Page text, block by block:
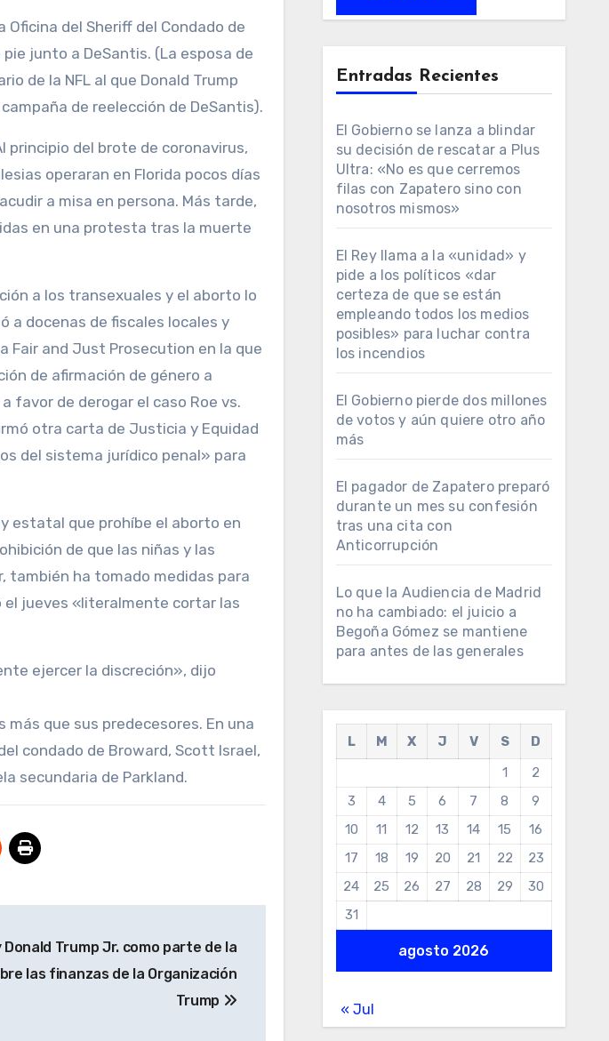
del Sheriff del Condado de
junto a DeSantis. (La esposa de
de la NFL al que Donald Trump
de reelección de DeSantis).
principio del brote de coronavirus,
operaran en Florida pocos días
a misa en persona. Más tarde,
en una protesta tras la muerte
a los transexuales y el aborto lo
a docenas de fiscales locales y
Fair and Just Prosecution en la que
de afirmación de género a
favor de derogar el caso Roe vs.
otra carta de Justicia y Equidad
del sistema jurídico penal» para
estatal que prohíbe el aborto en
de que las niñas y las
también ha tomado medidas para
el jueves «literalmente cortar las
ejercer la discreción», dijo
que sus predecesores. En una
condado de Broward, Scott Israel,
secundaria de Parkland.
Donald Trump Jr. como parte de la
las finanzas de la Organización
Trump
Entradas Recientes
El Gobierno se lanza a blindar
su decisión de rescatar a Plus
Ultra: «No es que cerremos
filas con Zapatero sino con
nosotros mismos»
El Rey llama a la «unidad» y
pide a los políticos «dar
certeza de que se están
empleando todos los medios
posibles» para luchar contra
los incendios
El Gobierno pierde dos millones
de votos y aún quiere otro año
más
El pagador de Zapatero preparó
durante un mes su confesión
tras una cita con
Anticorrupción
Lo que la Audiencia de Madrid
no ha cambiado: el juicio a
Begoña Gómez se mantiene
para antes de las generales
agosto 2026
L M X J V S
D
1
2
3
4 5 6 7 8
9
10
11 12 13 14 15
16
17
18 19 20 21 22
23
24
25 26 27 28 29
30
31
« Jul